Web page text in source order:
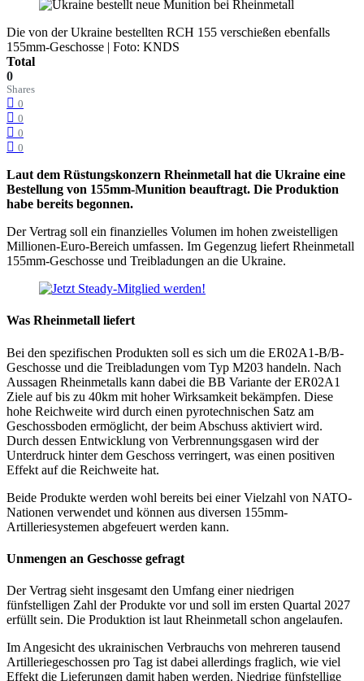
Die von der Ukraine bestellten RCH 155 verschießen ebenfalls
155mm-Geschosse | Foto: KNDS
Total
0
Shares
0
0
0
0
Laut dem Rüstungskonzern Rheinmetall hat die Ukraine eine
Bestellung von 155mm-Munition beauftragt. Die Produktion
habe bereits begonnen.
Der Vertrag soll ein finanzielles Volumen im hohen zweistelligen
Millionen-Euro-Bereich umfassen. Im Gegenzug liefert Rheinmetall
155mm-Geschosse und Treibladungen an die Ukraine.
Was Rheinmetall liefert
Bei den spezifischen Produkten soll es sich um die ER02A1-B/B-
Geschosse und die Treibladungen vom Typ M203 handeln. Nach
Aussagen Rheinmetalls kann dabei die BB Variante der ER02A1
Ziele auf bis zu 40km mit hoher Wirksamkeit bekämpfen. Diese
hohe Reichweite wird durch einen pyrotechnischen Satz am
Geschossboden ermöglicht, der beim Abschuss aktiviert wird.
Durch dessen Entwicklung von Verbrennungsgasen wird der
Unterdruck hinter dem Geschoss verringert, was einen positiven
Effekt auf die Reichweite hat.
Beide Produkte werden wohl bereits bei einer Vielzahl von NATO-
Nationen verwendet und können aus diversen 155mm-
Artilleriesystemen abgefeuert werden kann.
Unmengen an Geschosse gefragt
Der Vertrag sieht insgesamt den Umfang einer niedrigen
fünfstelligen Zahl der Produkte vor und soll im ersten Quartal 2027
erfüllt sein. Die Produktion ist laut Rheinmetall schon angelaufen.
Im Angesicht des ukrainischen Verbrauchs von mehreren tausend
Artilleriegeschossen pro Tag ist dabei allerdings fraglich, wie viel
Effekt die Lieferungen damit haben werden. Niedrige fünfstellige